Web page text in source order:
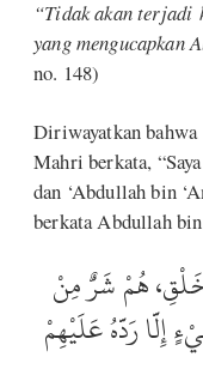
“Tidak akan terjadi
yang mengucapkan
no. 148)
Diriwayatkan bahwa
Mahri berkata,
dan ‘Abdullah bin
berkata Abdullah
هُمْ شَرٌّ مِنْ
إِلَّا رَدَّهُ عَلَيْهِمْ